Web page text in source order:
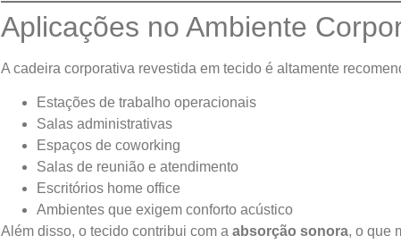
Aplicações no Ambiente
A cadeira corporativa revestida em tecido é altamente
Estações de trabalho operacionais
Salas administrativas
Espaços de coworking
Salas de reunião e atendimento
Escritórios home office
Ambientes que exigem conforto acústico
Além disso, o tecido contribui com a absorção sonora, o que